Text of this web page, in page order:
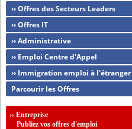
›› Offres des Secteurs Leaders
›› Offres IT
›› Administrative
›› Emploi Centre d'Appel
›› Immigration emploi à l'étranger
Parcourir les Offres
››Entreprise
Publiez vos offres d'emploi